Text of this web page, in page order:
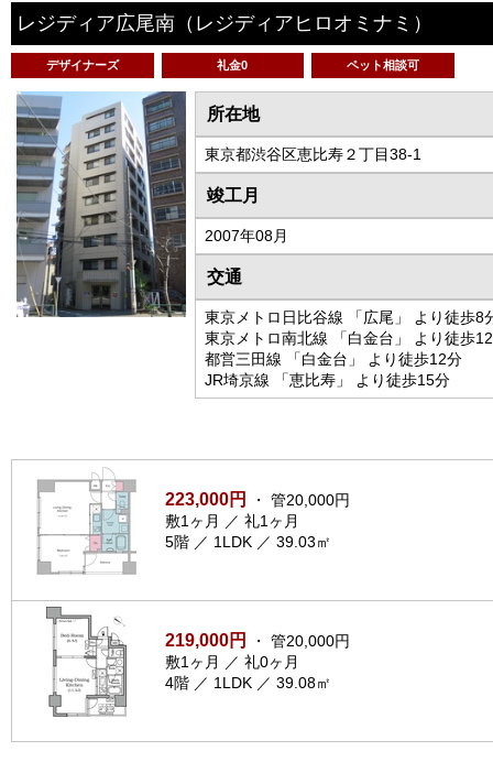
レジディア広尾南 （レジディアヒロオミナミ）
デザイナーズ 礼金0 ペット相談可
所在地
東京都渋谷区恵比寿２丁目38-1
竣工月
2007年08月
交通
東京メトロ日比谷線 「広尾」 より徒歩8
東京メトロ南北線 「白金台」 より徒歩
都営三田線 「白金台」 より徒歩12分
JR埼京線 「恵比寿」 より徒歩15分
223,000円
・ 管20,000円
敷1ヶ月 ／ 礼1ヶ月
5階 ／ 1LDK ／ 39.03㎡
219,000円
・ 管20,000円
敷1ヶ月 ／ 礼0ヶ月
4階 ／ 1LDK ／ 39.08㎡